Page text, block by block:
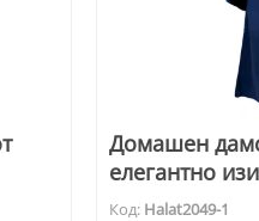
Домашен
елегантно
Код: Halat2049-1